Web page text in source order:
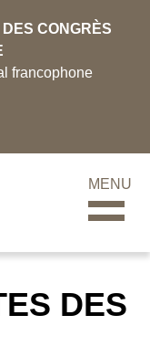
CONGRÈS
francophone
MENU
DES